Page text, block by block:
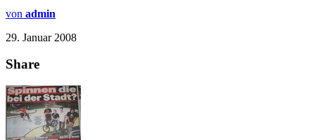
von admin
29. Januar 2008
Share